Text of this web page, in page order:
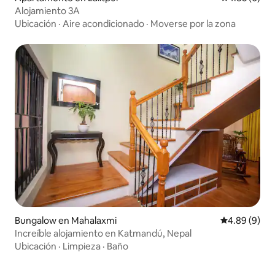
Alojamiento 3A
Ubicación · Aire acondicionado · Moverse por la zona
Bungalow en Mahalaxmi Calificación
4.89 (9)
Increíble alojamiento en Katmandú, Nepal
Ubicación · Limpieza · Baño